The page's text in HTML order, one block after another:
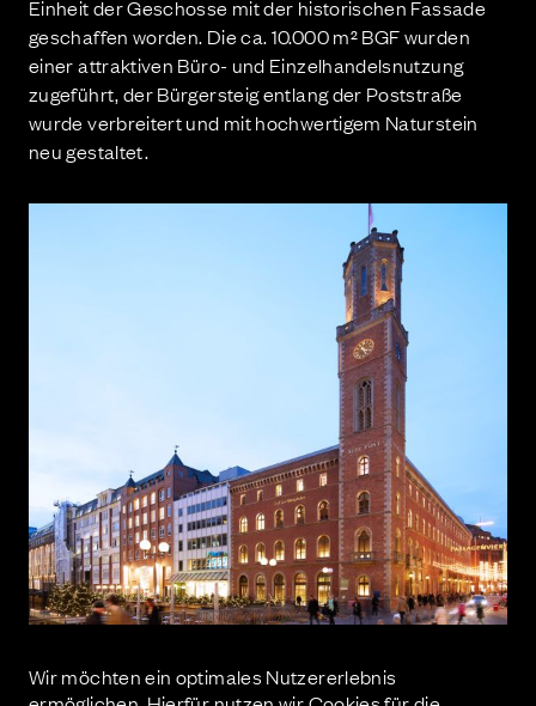
Einheit der Geschosse mit der historischen Fassade
geschaffen worden. Die ca. 10.000 m² BGF wurden
einer attraktiven Büro- und Einzelhandelsnutzung
zugeführt, der Bürgersteig entlang der Poststraße
wurde verbreitert und mit hochwertigem Naturstein
neu gestaltet.
Wir möchten ein optimales Nutzererlebnis